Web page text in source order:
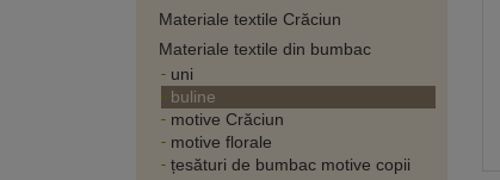
Materiale textile Crăciun
Materiale textile din bumbac
uni
buline
motive Crăciun
motive florale
țesături de bumbac motive copii